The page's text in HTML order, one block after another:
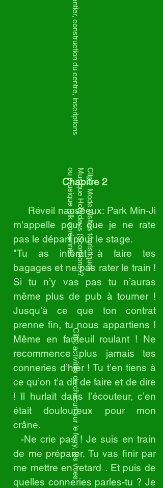
Chapitre 2
Réveil nauséeux: Park Min-Ji
m'appelle pour que je ne rate
pas le départ pour le stage.
"Tu as intérêt à faire tes
bagages et ne pas rater le train !
Si tu n’y vas pas tu n’auras
même plus de pub à tourner !
Jusqu’à ce que ton contrat
prenne fin, tu nous appartiens !
Même en fauteuil roulant ! Ne
recommence plus jamais tes
conneries d’hier ! Tu t’en tiens à
ce qu’on t’a dit de faire et de dire
! Il hurlait dans l’écouteur, c’en
était douloureux pour mon
crâne.
-Ne crie pas ! Je suis en train
de me préparer. Tu vas finir par
me mettre en retard . Et puis de
quelles conneries parles-tu ? Je
Clip : Mode Visites touristiques
Musique Hollydays (Scorpions)?
ou musique folk coréenne?
Clip : activités de chacun sur le ferry, les vues